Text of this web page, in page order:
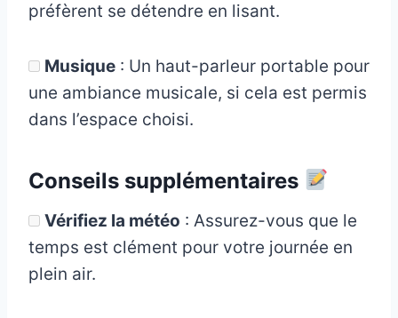
préfèrent se détendre en lisant.
Musique : Un haut-parleur portable pour
une ambiance musicale, si cela est permis
dans l’espace choisi.
Conseils supplémentaires
Vérifiez la météo : Assurez-vous que le
temps est clément pour votre journée en
plein air.